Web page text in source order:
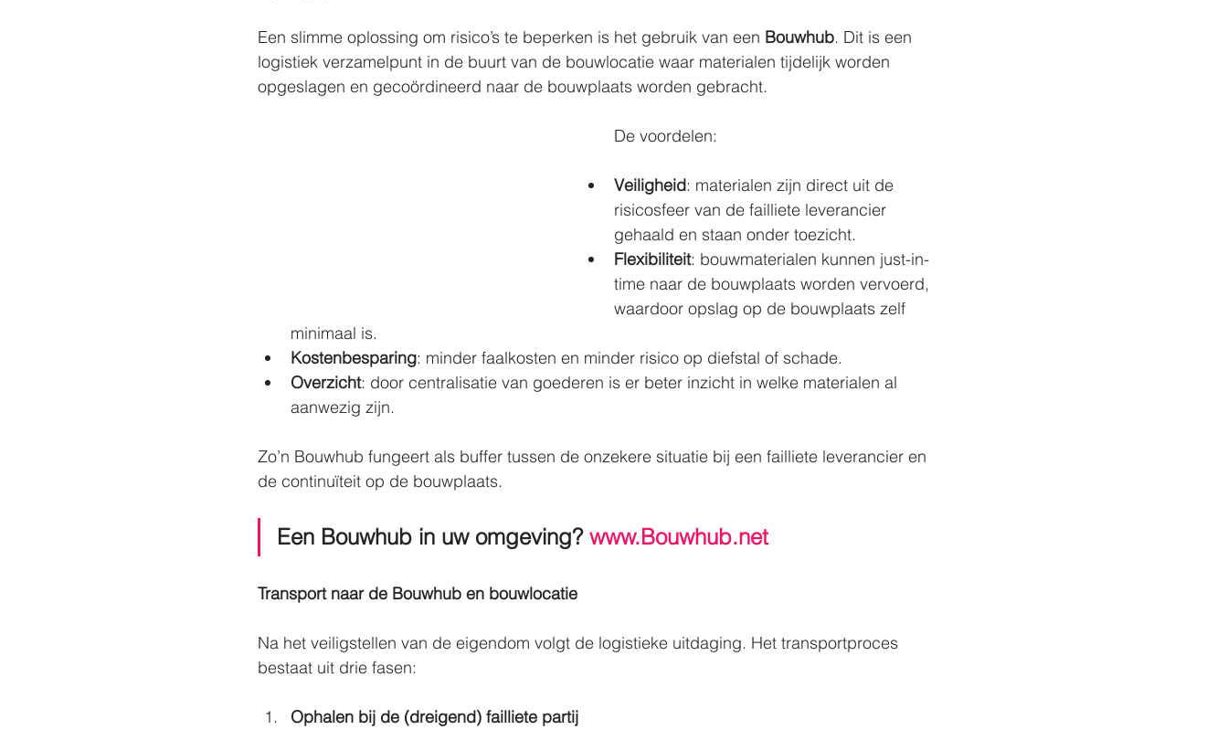
Een slimme oplossing om risico’s te beperken is het gebruik van een Bouwhub. Dit is een
logistiek verzamelpunt in de buurt van de bouwlocatie waar materialen tijdelijk worden
opgeslagen en gecoördineerd naar de bouwplaats worden gebracht.
De voordelen:
Veiligheid: materialen zijn direct uit de
risicosfeer van de failliete leverancier
gehaald en staan onder toezicht.
Flexibiliteit: bouwmaterialen kunnen just-in-
time naar de bouwplaats worden vervoerd,
waardoor opslag op de bouwplaats zelf
minimaal is.
Kostenbesparing: minder faalkosten en minder risico op diefstal of schade.
Overzicht: door centralisatie van goederen is er beter inzicht in welke materialen al
aanwezig zijn.
Zo’n Bouwhub fungeert als buffer tussen de onzekere situatie bij een failliete leverancier en
de continuïteit op de bouwplaats.
Een Bouwhub in uw omgeving? www.Bouwhub.net
Transport naar de Bouwhub en bouwlocatie
Na het veiligstellen van de eigendom volgt de logistieke uitdaging. Het transportproces
bestaat uit drie fasen:
Ophalen bij de (dreigend) failliete partij